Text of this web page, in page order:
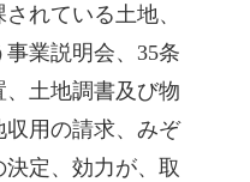
れている土地、
業説明会、 35条
土地調書及び物
用の請求、みぞ
定、効力が、取